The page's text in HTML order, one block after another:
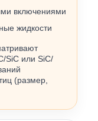
включениями
жидкости
SiC или SiC/
(размер,